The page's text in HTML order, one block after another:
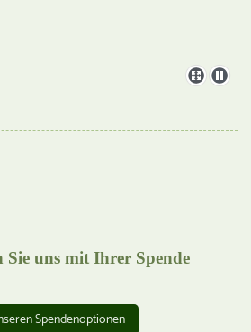
Sie uns mit Ihrer Spende
Spendenoptionen